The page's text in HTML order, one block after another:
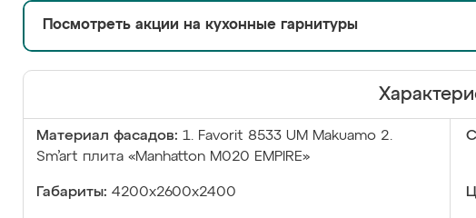
Посмотреть акции на кухонные гарнитуры
Материал фасадов: 1. Favorit 8533 UM Makuamo 2.
Sm’art плита «Manhatton M020 EMPIRE»
Габариты: 4200х2600х2400